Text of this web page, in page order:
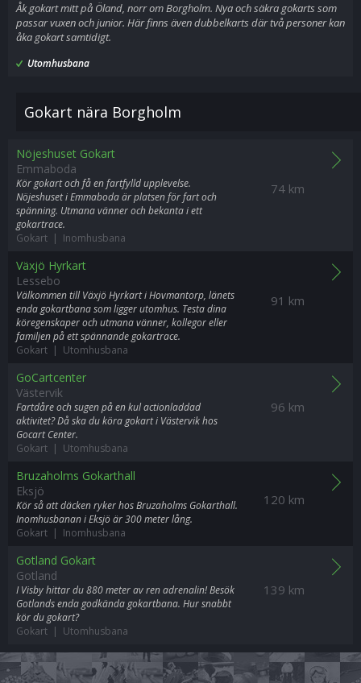
Åk gokart mitt på Öland, norr om Borgholm. Nya och säkra gokarts som
passar vuxen och junior. Här finns även dubbelkarts där två personer kan
åka gokart samtidigt.
Utomhusbana
Gokart nära Borgholm
74 km
Nöjeshuset Gokart
Emmaboda
Kör gokart och få en fartfylld upplevelse.
Nöjeshuset i Emmaboda är platsen för fart och
spänning. Utmana vänner och bekanta i ett
gokartrace.
Gokart | Inomhusbana
91 km
Växjö Hyrkart
Lessebo
Välkommen till Växjö Hyrkart i Hovmantorp, länets
enda gokartbana som ligger utomhus. Testa dina
köregenskaper och utmana vänner, kollegor eller
familjen på ett spännande gokartrace.
Gokart | Utomhusbana
96 km
GoCartcenter
Västervik
Fartdåre och sugen på en kul actionladdad
aktivitet? Då ska du köra gokart i Västervik hos
Gocart Center.
Gokart | Utomhusbana
120 km
Bruzaholms Gokarthall
Eksjö
Kör så att däcken ryker hos Bruzaholms Gokarthall.
Inomhusbanan i Eksjö är 300 meter lång.
Gokart | Inomhusbana
139 km
Gotland Gokart
Gotland
I Visby hittar du 880 meter av ren adrenalin! Besök
Gotlands enda godkända gokartbana. Hur snabbt
kör du gokart?
Gokart | Utomhusbana